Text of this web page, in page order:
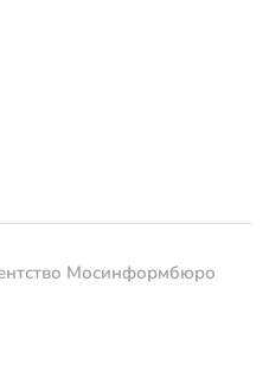
Мосинформбюро